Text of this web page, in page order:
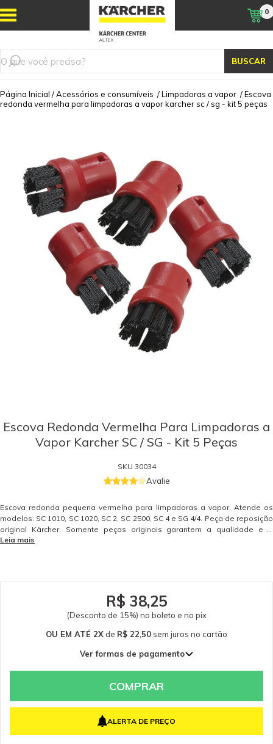
BUSCAR
0
Página Inicial /Acessórios e consumíveis /Limpadoras a vapor /Escova
redonda vermelha para limpadoras a vapor karcher sc / sg - kit 5 peças
Escova Redonda Vermelha Para Limpadoras a
Vapor Karcher SC / SG - Kit 5 Peças
SKU 30034
Avalie
Escova redonda pequena vermelha para limpadoras a vapor. Atende os
modelos: SC 1010, SC 1020, SC 2, SC 2500, SC 4 e SG 4/4. Peça de reposição
original Kärcher. Somente peças originais garantem a qualidade e a
segurança do equipamento e do operador. Caso tenha dúvidas consulte-
Leia mais
R$ 38,25
(Desconto de 15%) no boleto e no pix
OU EM ATÉ 2X de R$ 22,50 sem juros no cartão
Ver formas de pagamento
2x de R$ 22,50 sem juros
COMPRAR
ALERTA DE PREÇO